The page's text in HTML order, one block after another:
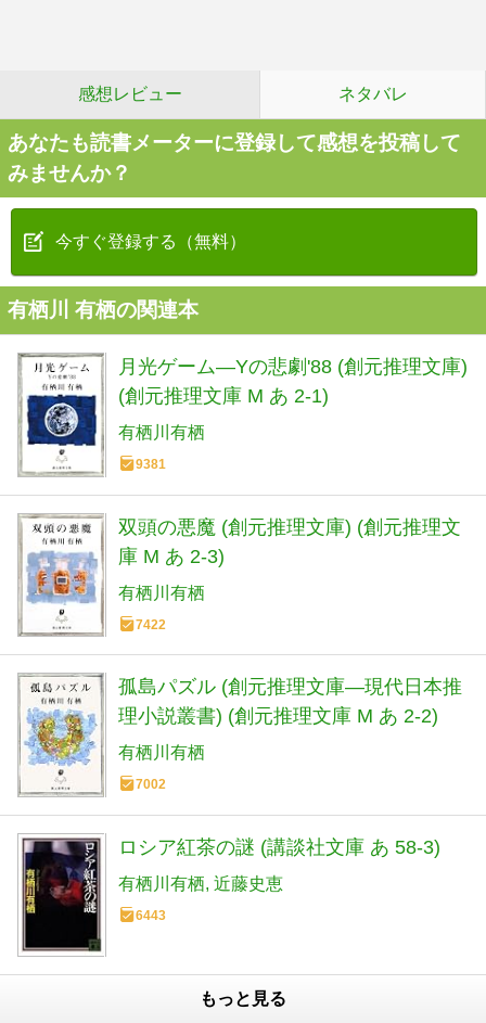
感想レビュー ネタバレ
あなたも読書メーターに登録して感想を投稿して
みませんか？
今すぐ登録する（無料）
有栖川 有栖の関連本
月光ゲーム―Yの悲劇'88 (創元推理文庫)
(創元推理文庫 M あ 2-1)
有栖川有栖
9381
双頭の悪魔 (創元推理文庫) (創元推理文
庫 M あ 2-3)
有栖川有栖
7422
孤島パズル (創元推理文庫―現代日本推
理小説叢書) (創元推理文庫 M あ 2-2)
有栖川有栖
7002
ロシア紅茶の謎 (講談社文庫 あ 58-3)
有栖川有栖 近藤史恵
6443
もっと見る